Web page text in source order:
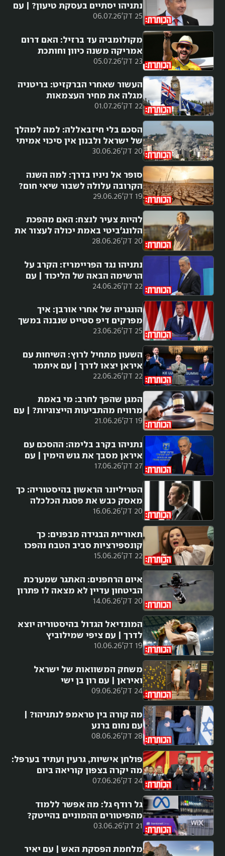
25 דק' 06.07.26
נתניהו יסתיים בעסקת טיעון? | עם
נטעאל בנדל
23 דק' 05.07.26
מקולומביה עד ברזיל: האם דרום
אמריקה משנה כיוון וחותכת
ימינה?
22 דק' 01.07.26
העשור שאחרי הברקזיט: בריטניה
מגלה את מחיר העצמאות
20 דק' 30.06.26
הסכם בלי חיזבאללה: למה למהלך
של ישראל ולבנון אין סיכוי אמיתי
להצליח?
19 דק' 29.06.26
סופר אל ניניו בדרך: למה השנה
הקרובה עלולה לשבור שיאי חום?
20 דק' 28.06.26
להיות צעיר לנצח: האם מהפכת
הלונג׳ביטי באמת יכולה לעצור את
הזיקנה?
22 דק' 24.06.26
נתניהו נגד הפריימריז: הקרב על
הרשימה הבאה של הליכוד | עם
יובל קרני
25 דק' 23.06.26
הונגריה של אחרי אורבן: איך
מפרקים דיפ סטייט שנבנה במשך
עשור וחצי?
22 דק' 22.06.26
השעון מתחיל לרוץ: השיחות עם
איראן יצאו לדרך | עם איתמר
אייכנר
19 דק' 21.06.26
המגן שהפך לחרב: מי באמת
מרוויח מהתביעות הייצוגיות? | עם
אביר קארה
27 דק' 17.06.26
נתניהו בקרב בלימה: ההסכם עם
איראן מסבך את גוש הימין | עם
מורן אזולאי
20 דק' 16.06.26
הטריליונר הראשון בהיסטוריה: כך
מאסק כבש את פסגת הכלכלה
העולמית
22 דק' 15.06.26
תאוריית הבגידה מבפנים: כך
קונספירציות סביב הטבח נהפכו
לנשק פוליטי
20 דק' 14.06.26
איום הרחפנים: האתגר שמערכת
הביטחון עדיין לא מצאה לו פתרון
19 דק' 10.06.26
המונדיאל הגדול בהיסטוריה יוצא
לדרך | עם ציפי שמילוביץ
24 דק' 09.06.26
משחק המשוואות של ישראל
ואיראן | עם רון בן ישי
28 דק' 08.06.26
מה קורה בין טראמפ לנתניהו? |
עם נחום ברנע
24 דק' 07.06.26
פולחן אישיות, גרעין ועתיד בערפל:
מה יקרה בצפון קוריאה ביום
שאחרי קים?
21 דק' 03.06.26
גל רודף גל: מה אפשר ללמוד
מהפיטורים ההמוניים בהייטק?
מלחמת הפסקת האש | עם יאיר